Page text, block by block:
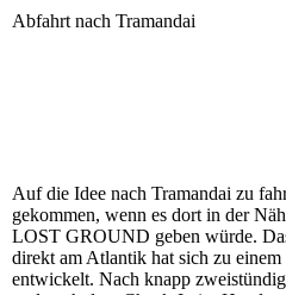
Abfahrt nach Tramandai
Auf die Idee nach Tramandai zu
gekommen, wenn es dort in der
LOST GROUND geben würde.
direkt am Atlantik hat sich zu
entwickelt. Nach knapp